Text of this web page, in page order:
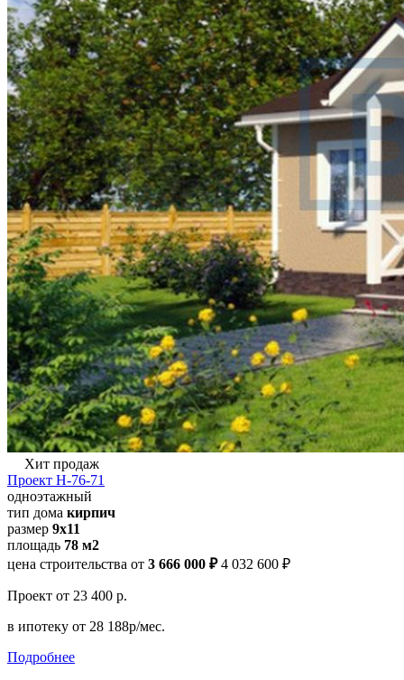
Хит продаж
Проект Н-76-71
одноэтажный
тип дома кирпич
размер 9x11
площадь 78 м2
цена строительства от 3 666 000 ₽ 4 032 600 ₽
Проект от 23 400 р.
в ипотеку от 28 188р/мес.
Подробнее